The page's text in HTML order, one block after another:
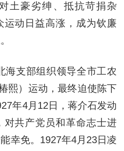
土豪劣绅、抵抗苛捐杂
运动日益高涨，成为钦廉
支部组织领导全市工农
熙）运动，最终迫使陈下
年4月12日，蒋介石发动
对共产党员和革命志士进
幸免。1927年4月23日凌